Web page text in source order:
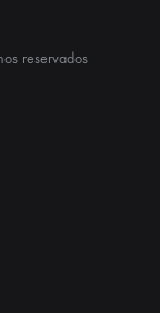
reservados